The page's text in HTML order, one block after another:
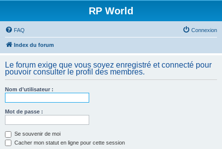
RP World
FAQ Connexion
Index du forum
Le forum exige que vous soyez enregistré et connecté pour
pouvoir consulter le profil des membres.
Nom d’utilisateur :
Mot de passe :
Se souvenir de moi
Cacher mon statut en ligne pour cette session